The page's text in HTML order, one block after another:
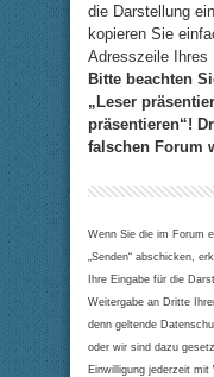
die Darstellung
kopieren Sie
Adresszeile Ihres
Bitte beachten
„Leser
präsentieren“!
falschen Forum
Wenn Sie die im Forum
„Senden“ abschicken,
Ihre Eingabe für die
Weitergabe an Dritte
denn geltende
oder wir sind dazu
Einwilligung jederzeit